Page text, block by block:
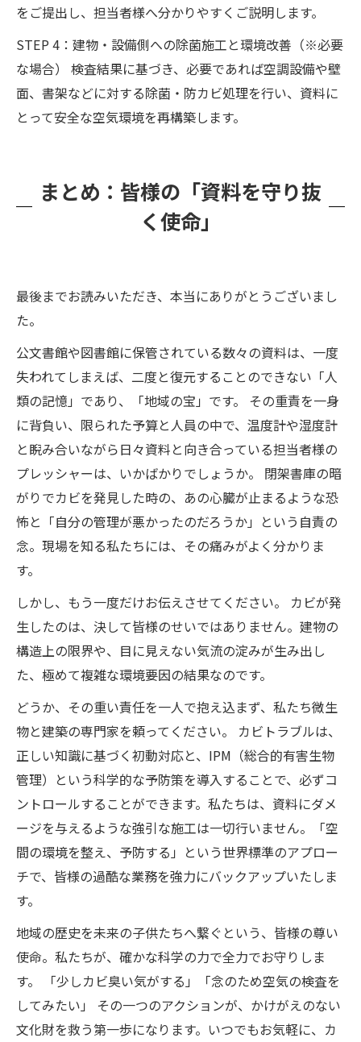
をご提出し、担当者様へ分かりやすくご説明します。
STEP 4：建物・設備側への除菌施工と環境改善（※必要
な場合） 検査結果に基づき、必要であれば空調設備や壁
面、書架などに対する除菌・防カビ処理を行い、資料に
とって安全な空気環境を再構築します。
まとめ：皆様の「資料を守り抜
く使命」
最後までお読みいただき、本当にありがとうございまし
た。
公文書館や図書館に保管されている数々の資料は、一度
失われてしまえば、二度と復元することのできない「人
類の記憶」であり、「地域の宝」です。 その重責を一身
に背負い、限られた予算と人員の中で、温度計や湿度計
と睨み合いながら日々資料と向き合っている担当者様の
プレッシャーは、いかばかりでしょうか。 閉架書庫の暗
がりでカビを発見した時の、あの心臓が止まるような恐
怖と「自分の管理が悪かったのだろうか」という自責の
念。現場を知る私たちには、その痛みがよく分かりま
す。
しかし、もう一度だけお伝えさせてください。 カビが発
生したのは、決して皆様のせいではありません。建物の
構造上の限界や、目に見えない気流の淀みが生み出し
た、極めて複雑な環境要因の結果なのです。
どうか、その重い責任を一人で抱え込まず、私たち微生
物と建築の専門家を頼ってください。 カビトラブルは、
正しい知識に基づく初動対応と、IPM（総合的有害生物
管理）という科学的な予防策を導入することで、必ずコ
ントロールすることができます。私たちは、資料にダメ
ージを与えるような強引な施工は一切行いません。「空
間の環境を整え、予防する」という世界標準のアプロー
チで、皆様の過酷な業務を強力にバックアップいたしま
す。
地域の歴史を未来の子供たちへ繋ぐという、皆様の尊い
使命。私たちが、確かな科学の力で全力でお守りしま
す。 「少しカビ臭い気がする」「念のため空気の検査を
してみたい」 その一つのアクションが、かけがえのない
文化財を救う第一歩になります。いつでもお気軽に、カ